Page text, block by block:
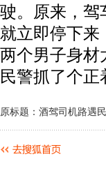
驶。原来，驾
就立即停下来
两个男子身材
民警抓了个正
原标题：酒驾司机路遇